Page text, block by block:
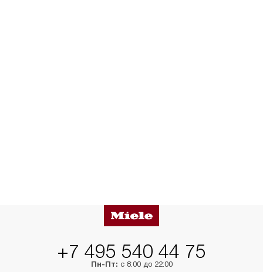
+7 495 540 44 75
Пн-Пт: с 8:00 до 22:00